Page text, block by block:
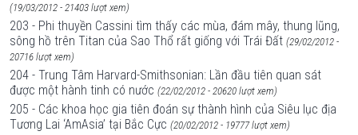
(19/03/2012 - 21403 lượt xem)
203 - Phi thuyền Cassini tìm thấy các mùa, đám mây, thung lũng,
sông hồ trên Titan của Sao Thổ rất giống với Trái Đất (29/02/2012 -
20716 lượt xem)
204 - Trung Tâm Harvard-Smithsonian: Lần đầu tiên quan sát
được một hành tinh có nước (22/02/2012 - 20620 lượt xem)
205 - Các khoa học gia tiên đoán sự thành hình của Siêu lục địa
Tương Lai ‘AmAsia’ tại Bắc Cực (20/02/2012 - 19777 lượt xem)